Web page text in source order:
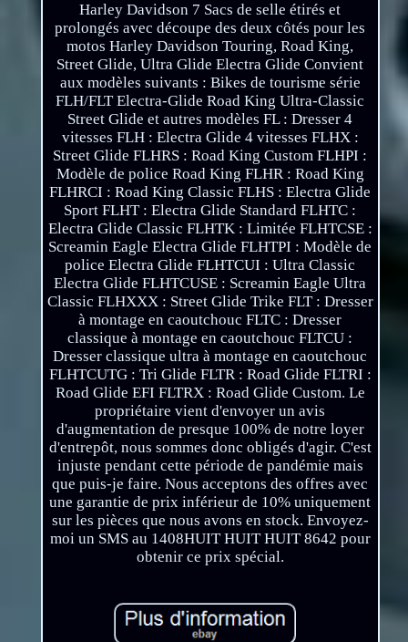
Harley Davidson 7 Sacs de selle étirés et
prolongés avec découpe des deux côtés pour les
motos Harley Davidson Touring, Road King,
Street Glide, Ultra Glide Electra Glide Convient
aux modèles suivants : Bikes de tourisme série
FLH/FLT Electra-Glide Road King Ultra-Classic
Street Glide et autres modèles FL : Dresser 4
vitesses FLH : Electra Glide 4 vitesses FLHX :
Street Glide FLHRS : Road King Custom FLHPI :
Modèle de police Road King FLHR : Road King
FLHRCI : Road King Classic FLHS : Electra Glide
Sport FLHT : Electra Glide Standard FLHTC :
Electra Glide Classic FLHTK : Limitée FLHTCSE :
Screamin Eagle Electra Glide FLHTPI : Modèle de
police Electra Glide FLHTCUI : Ultra Classic
Electra Glide FLHTCUSE : Screamin Eagle Ultra
Classic FLHXXX : Street Glide Trike FLT : Dresser
à montage en caoutchouc FLTC : Dresser
classique à montage en caoutchouc FLTCU :
Dresser classique ultra à montage en caoutchouc
FLHTCUTG : Tri Glide FLTR : Road Glide FLTRI :
Road Glide EFI FLTRX : Road Glide Custom. Le
propriétaire vient d'envoyer un avis
d'augmentation de presque 100% de notre loyer
d'entrepôt, nous sommes donc obligés d'agir. C'est
injuste pendant cette période de pandémie mais
que puis-je faire. Nous acceptons des offres avec
une garantie de prix inférieur de 10% uniquement
sur les pièces que nous avons en stock. Envoyez-
moi un SMS au 1408HUIT HUIT HUIT 8642 pour
obtenir ce prix spécial.